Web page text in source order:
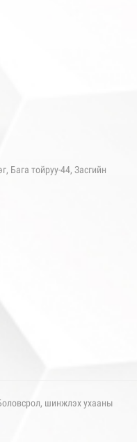
Бага тойруу-44, Засгийн
шинжлэх ухааны